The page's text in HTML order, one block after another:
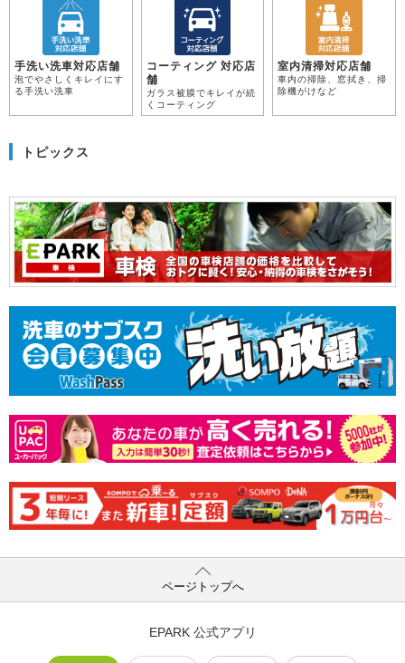
手洗い洗車対応店舗
泡でやさしくキレイにす
る手洗い洗車
コーティング 対応店
舗
ガラス被膜でキレイが続
くコーティング
室内清掃対応店舗
車内の掃除、窓拭き、掃
除機がけなど
トピックス
ページトップへ